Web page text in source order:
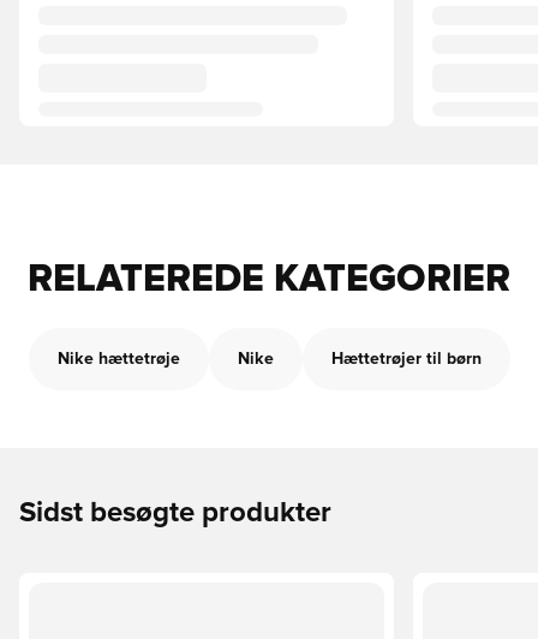
RELATEREDE KATEGORIER
Nike hættetrøje Nike Hættetrøjer til børn
Sidst besøgte produkter